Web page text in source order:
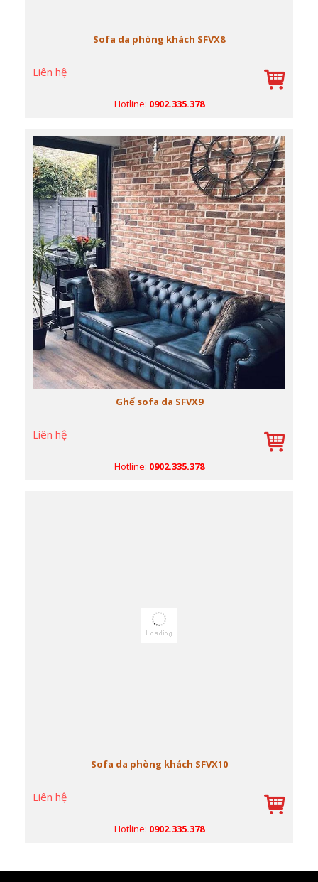
Sofa da phòng khách SFVX8
Liên hệ
Hotline: 0902.335.378
Ghế sofa da SFVX9
Liên hệ
Hotline: 0902.335.378
Sofa da phòng khách SFVX10
Liên hệ
Hotline: 0902.335.378